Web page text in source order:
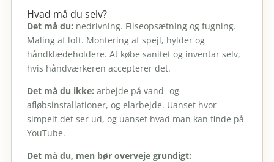
Hvad må du selv?
Det må du: nedrivning. Fliseopsætning og fugning.
Maling af loft. Montering af spejl, hylder og
håndklædeholdere. At købe sanitet og inventar selv,
hvis håndværkeren accepterer det.
Det må du ikke: arbejde på vand- og
afløbsinstallationer, og elarbejde. Uanset hvor
simpelt det ser ud, og uanset hvad man kan finde på
YouTube.
Det må du, men bør overveje grundigt: